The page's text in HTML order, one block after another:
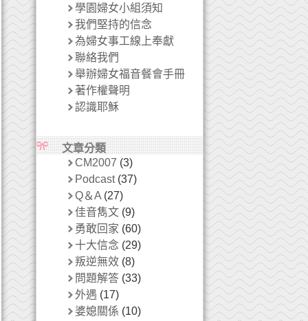
學園婦女小組須知
我們堅持的信念
為婦女事工線上奉獻
聯絡我們
舉辦婦女福音餐會手冊
著作權聲明
認識耶穌
文章分類
CM2007 (3)
Podcast(37)
Q＆A(27)
佳音雋文(9)
勇敢回家 (60)
十大信念 (29)
叛逆無效(8)
問題解答(33)
外遇 (17)
婆媳關係 (10)